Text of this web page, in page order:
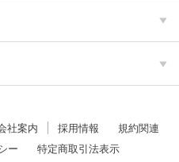
社案内 採用情報
規約関連
ー
特定商取引法表示